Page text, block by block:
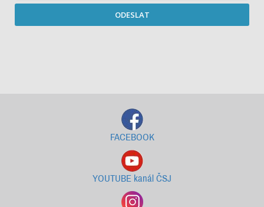
ODESLAT
FACEBOOK
YOUTUBE kanál ČSJ